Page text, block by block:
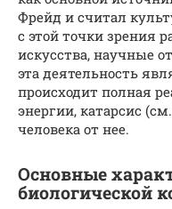
Фрейд и считал
с этой точки зрения
искусства, научные
эта деятельность
происходит полная
энергии, катарсис
человека от нее.
Основные
биологической